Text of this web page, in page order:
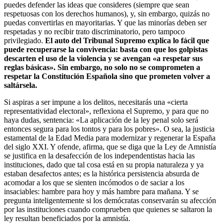
puedes defender las ideas que consideres (siempre que sean
respetuosas con los derechos humanos), y, sin embargo, quizás no
puedas convertirlas en mayoritarias. Y que las minorías deben ser
respetadas y no recibir trato discriminatorio, pero tampoco
privilegiado. El auto del Tribunal Supremo explica lo fácil que
puede recuperarse la convivencia: basta con que los golpistas
descarten el uso de la violencia y se avengan «a respetar sus
reglas básicas». Sin embargo, no solo no se comprometen a
respetar la Constitución Española sino que prometen volver a
saltársela.
Si aspiras a ser impune a los delitos, necesitarás una «cierta
representatividad electoral», reflexiona el Supremo, y para que no
haya dudas, sentencia: «La aplicación de la ley penal solo será
entonces segura para los tontos y para los pobres». O sea, la justicia
estamental de la Edad Media para modernizar y regenerar la España
del siglo XXI. Y ofende, afirma, que se diga que la Ley de Amnistía
se justifica en la desafección de los independentistas hacia las
instituciones, dado que tal cosa está en su propia naturaleza y ya
estaban desafectos antes; es la histórica persistencia absurda de
acomodar a los que se sienten incómodos o de saciar a los
insaciables: hambre para hoy y más hambre para mañana. Y se
pregunta inteligentemente si los demócratas conservarán su afección
por las instituciones cuando comprueben que quienes se saltaron la
ley resultan beneficiados por la amnistía.